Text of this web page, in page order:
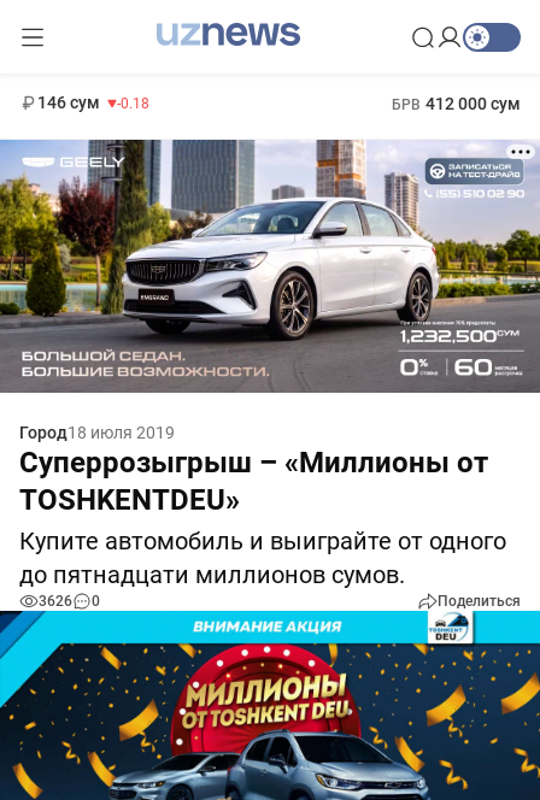
146 сум -0.18 БРВ 412 000 сум
Город18 июля 2019
Суперрозыгрыш – «Миллионы от
TOSHKENTDEU»
Купите автомобиль и выиграйте от одного
до пятнадцати миллионов сумов.
3626 0 Поделиться